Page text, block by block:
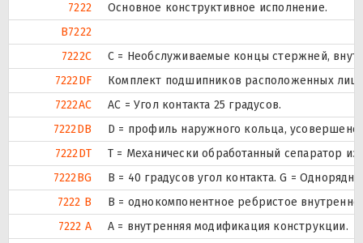
7222
Основное конструктивное исполнение.
B7222
7222C
С = Необслуживаемые концы стержней,
7222DF
Комплект подшипников расположенных
7222AC
AC = Угол контакта 25 градусов.
7222DB
D = профиль наружного кольца,
7222DT
T = Механически обработанный сепаратор
7222BG
B = 40 градусов угол контакта. G =
7222 B
B = однокомпонентное ребристое
7222 A
A = внутренняя модификация конструкции.